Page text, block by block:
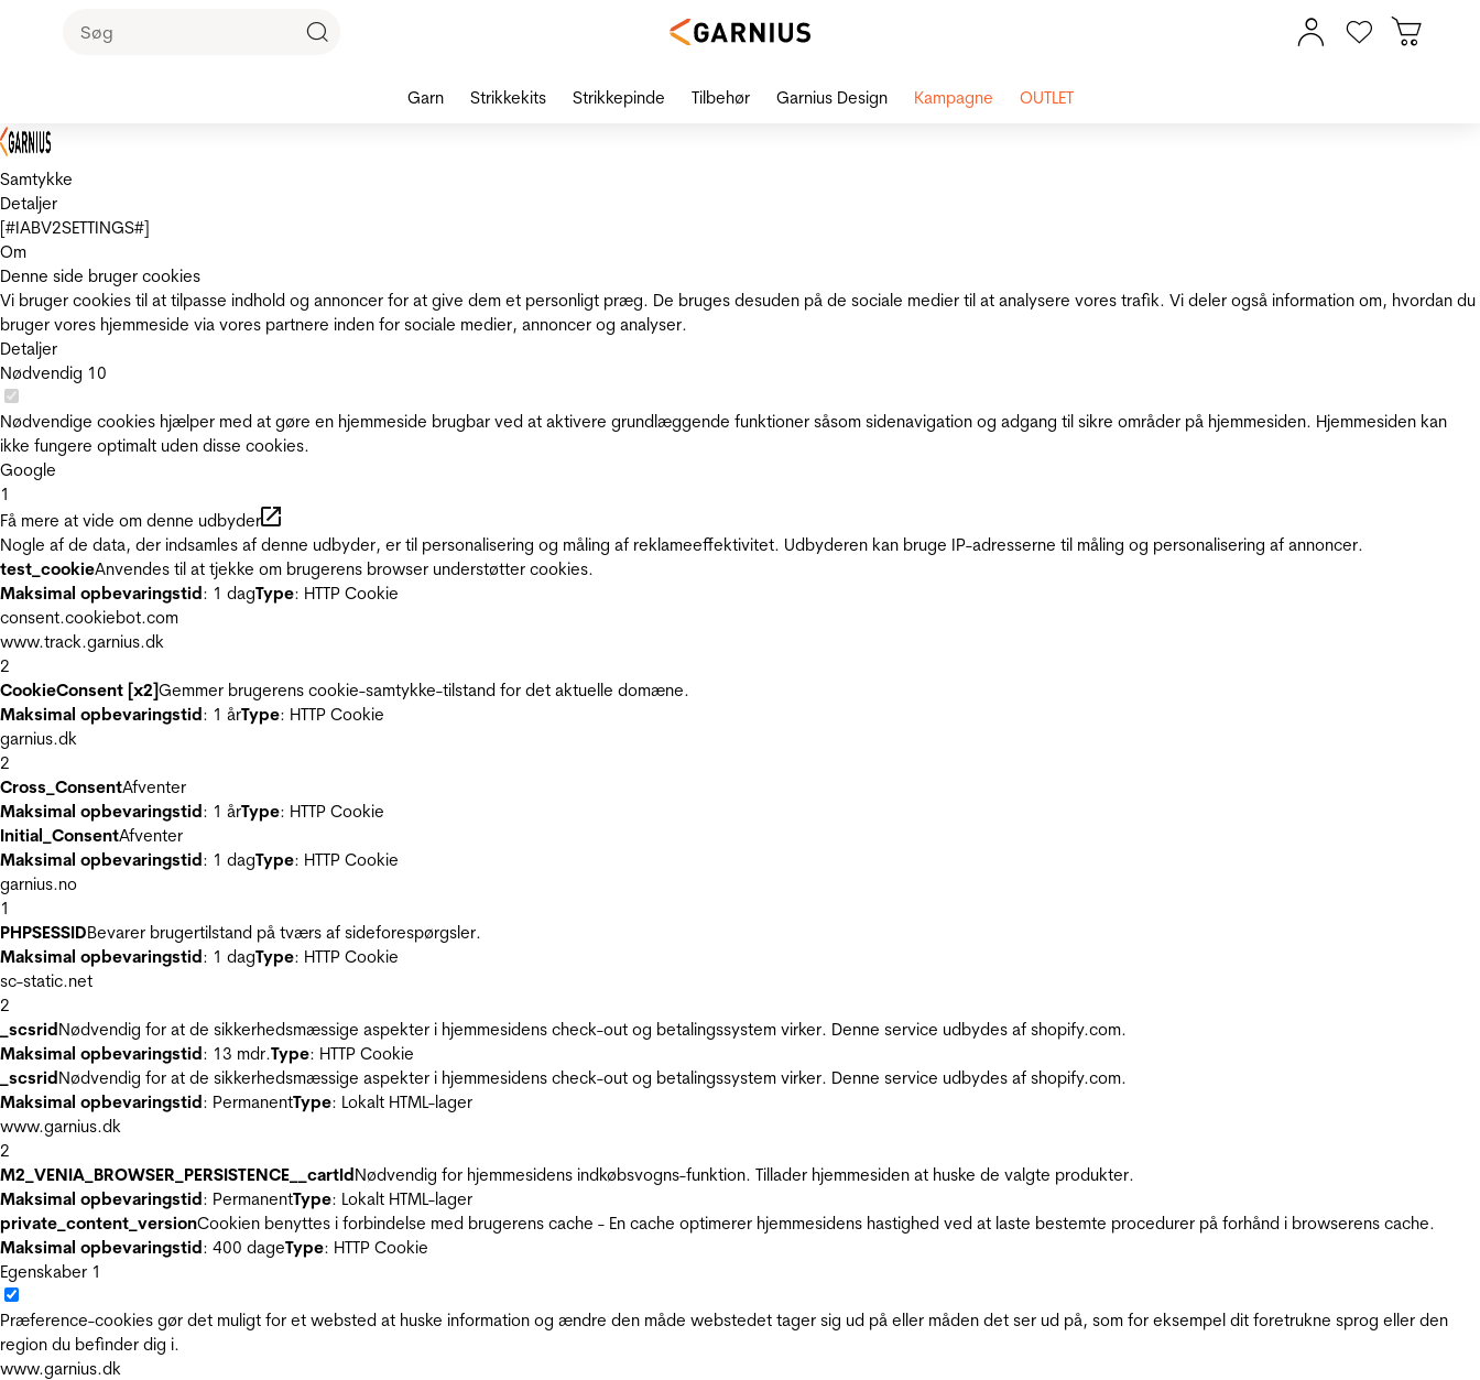
Samtykke
Detaljer
[#IABV2SETTINGS#]
Om
Denne side bruger cookies
Vi bruger cookies til at tilpasse indhold og annoncer for at give dem et personligt præg. De bruges desuden på de sociale medier til at analysere vores trafik. Vi deler også information om, hvordan du
bruger vores hjemmeside via vores partnere inden for sociale medier, annoncer og analyser.
Detaljer
Nødvendig 10
Nødvendige cookies hjælper med at gøre en hjemmeside brugbar ved at aktivere grundlæggende funktioner såsom sidenavigation og adgang til sikre områder på hjemmesiden. Hjemmesiden kan
ikke fungere optimalt uden disse cookies.
Google
1
Få mere at vide om denne udbyder
Nogle af de data, der indsamles af denne udbyder, er til personalisering og måling af reklameeffektivitet. Udbyderen kan bruge IP-adresserne til måling og personalisering af annoncer.
test_cookieAnvendes til at tjekke om brugerens browser understøtter cookies.
Maksimal opbevaringstid: 1 dagType: HTTP Cookie
consent.cookiebot.com
www.track.garnius.dk
2
CookieConsent [x2]Gemmer brugerens cookie-samtykke-tilstand for det aktuelle domæne.
Maksimal opbevaringstid: 1 årType: HTTP Cookie
garnius.dk
2
Cross_ConsentAfventer
Maksimal opbevaringstid: 1 årType: HTTP Cookie
Initial_ConsentAfventer
Maksimal opbevaringstid: 1 dagType: HTTP Cookie
garnius.no
1
PHPSESSIDBevarer brugertilstand på tværs af sideforespørgsler.
Maksimal opbevaringstid: 1 dagType: HTTP Cookie
sc-static.net
2
_scsridNødvendig for at de sikkerhedsmæssige aspekter i hjemmesidens check-out og betalingssystem virker. Denne service udbydes af shopify.com.
Maksimal opbevaringstid: 13 mdr.Type: HTTP Cookie
_scsridNødvendig for at de sikkerhedsmæssige aspekter i hjemmesidens check-out og betalingssystem virker. Denne service udbydes af shopify.com.
Maksimal opbevaringstid: PermanentType: Lokalt HTML-lager
www.garnius.dk
2
M2_VENIA_BROWSER_PERSISTENCE__cartIdNødvendig for hjemmesidens indkøbsvogns-funktion. Tillader hjemmesiden at huske de valgte produkter.
Maksimal opbevaringstid: PermanentType: Lokalt HTML-lager
private_content_versionCookien benyttes i forbindelse med brugerens cache - En cache optimerer hjemmesidens hastighed ved at laste bestemte procedurer på forhånd i browserens cache.
Maksimal opbevaringstid: 400 dageType: HTTP Cookie
Egenskaber 1
Præference-cookies gør det muligt for et websted at huske information og ændre den måde webstedet tager sig ud på eller måden det ser ud på, som for eksempel dit foretrukne sprog eller den
region du befinder dig i.
www.garnius.dk
Garn Strikkekits Strikkepinde Tilbehør Garnius Design Kampagne OUTLET